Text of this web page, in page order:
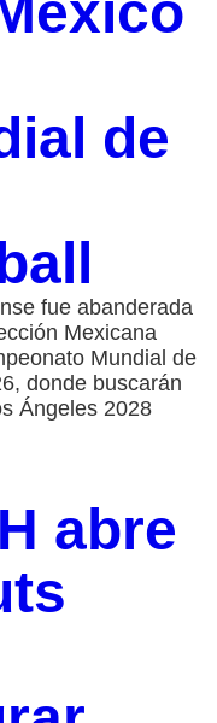
de
fue abanderada
Mexicana
Mundial de
donde buscarán
Ángeles 2028
abre